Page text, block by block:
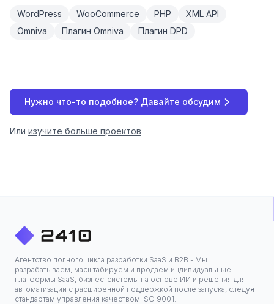
WordPress WooCommerce PHP
XML API
Omniva
Плагин Omniva Плагин DPD
Нужно что-то подобное? Давайте обсудим
Или изучите больше проектов
Агентство полного цикла разработки SaaS и B2B - Мы
разрабатываем, масштабируем и продаем индивидуальные
платформы SaaS, бизнес-системы на основе ИИ и решения для
автоматизации с расширенной поддержкой после запуска, следуя
стандартам управления качеством ISO 9001.